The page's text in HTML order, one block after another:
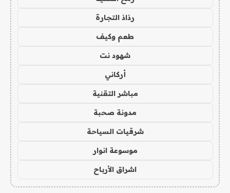
رذاذ التجارة
طعم وكيف
شهود نت
أركاني
مباشر التقنية
مدونة صحبة
شرقيات السياحة
موسوعة انوار
اشراق الأرباح